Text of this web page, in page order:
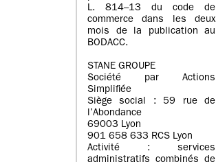
L. 814–13 du code de
commerce dans les deux
mois de la publication au
BODACC.
STANE GROUPE
Société par Actions
Simplifiée
Siège social : 59 rue de
l’Abondance
69003 Lyon
901 658 633 RCS Lyon
Activité : services